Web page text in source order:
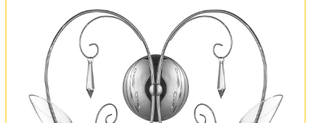
Вся коллекция
Оплата и доставка
Обмен и возврат